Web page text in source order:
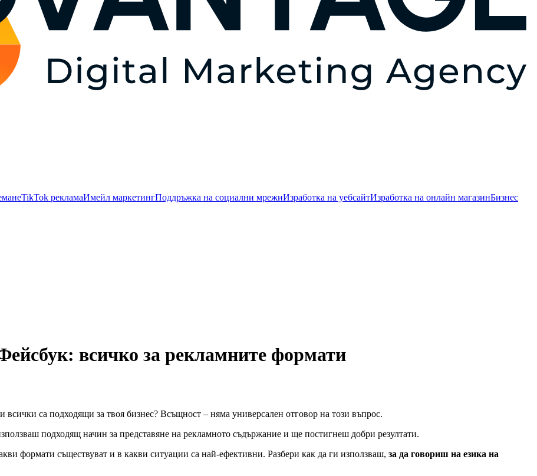
TikTok рекламaИмейл маркетингПоддръжка на социални мрежиИзработка на уебсайтИзработка на онлайн магазинБизнес
всичко за рекламните формати
са подходящи за твоя бизнес? Всъщност – няма универсален отговор на този въпрос.
подходящ начин за представяне на рекламното съдържание и ще постигнеш добри резултати.
формати съществуват и в какви ситуации са най-ефективни. Разбери как да ги използваш, за да говориш на езика на